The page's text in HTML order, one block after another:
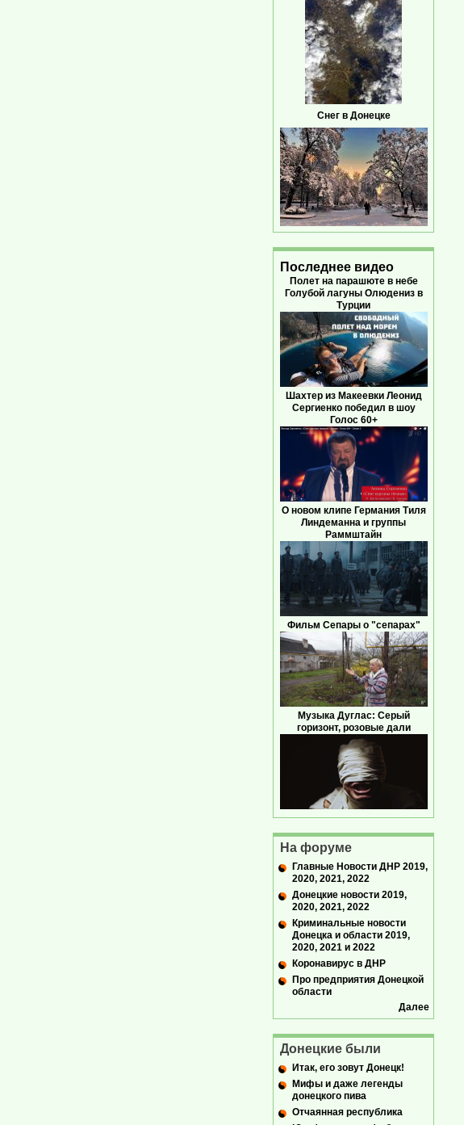
Снег в Донецке
Последнее видео
Полет на парашюте в небе
Голубой лагуны Олюдениз в
Турции
Шахтер из Макеевки Леонид
Сергиенко победил в шоу
Голос 60+
О новом клипе Германия Тиля
Линдеманна и группы
Раммштайн
Фильм Сепары о "сепарах"
Музыка Дуглас: Серый
горизонт, розовые дали
На форуме
Главные Новости ДНР 2019,
2020, 2021, 2022
Донецкие новости 2019,
2020, 2021, 2022
Криминальные новости
Донецка и области 2019,
2020, 2021 и 2022
Коронавирус в ДНР
Про предприятия Донецкой
области
Далее
Донецкие были
Итак, его зовут Донецк!
Мифы и даже легенды
донецкого пива
Отчаянная республика